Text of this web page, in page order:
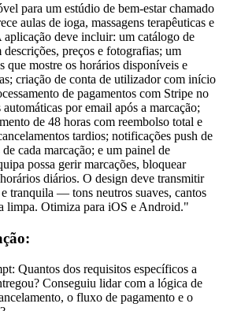
para um estúdio de bem-estar chamado
aulas de ioga, massagens terapêuticas e
aplicação deve incluir: um catálogo de
preços e fotografias; um
que mostre os horários disponíveis e
criação de conta de utilizador com início
de pagamentos com Stripe no
por email após a marcação;
de 48 horas com reembolso total e
tardios; notificações push de
cada marcação; e um painel de
possa gerir marcações, bloquear
diários. O design deve transmitir
e tranquila — tons neutros suaves, cantos
limpa. Otimiza para iOS e Android."
Quantos dos requisitos específicos a
Conseguiu lidar com a lógica de
o fluxo de pagamento e o